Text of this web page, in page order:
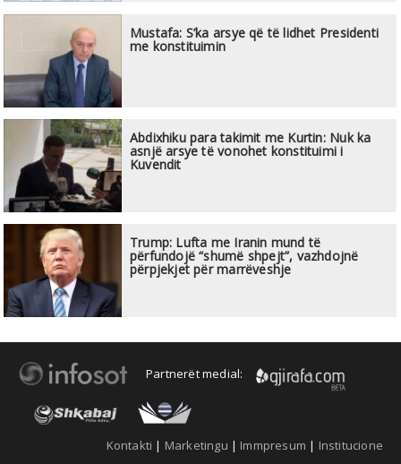
Mustafa: S’ka arsye që të lidhet Presidenti
me konstituimin
Abdixhiku para takimit me Kurtin: Nuk ka
asnjë arsye të vonohet konstituimi i
Kuvendit
Trump: Lufta me Iranin mund të
përfundojë “shumë shpejt”, vazhdojnë
përpjekjet për marrëveshje
Partnerët medial:
Kontakti | Marketingu | Immpresum | Institucione